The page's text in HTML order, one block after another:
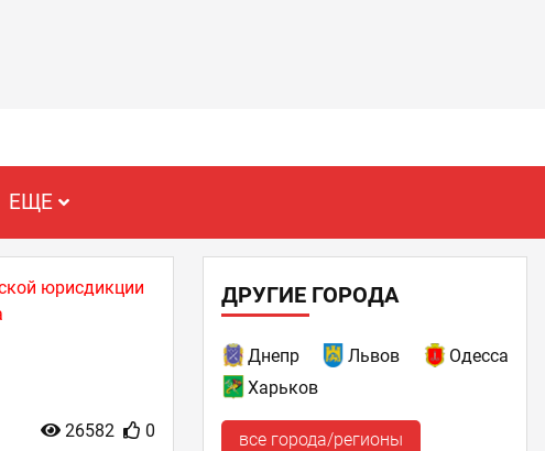
ЕЩЕ
юрисдикции
26582 0
ДРУГИЕ ГОРОДА
Днепр Львов
Одесса
Харьков
все города/регионы